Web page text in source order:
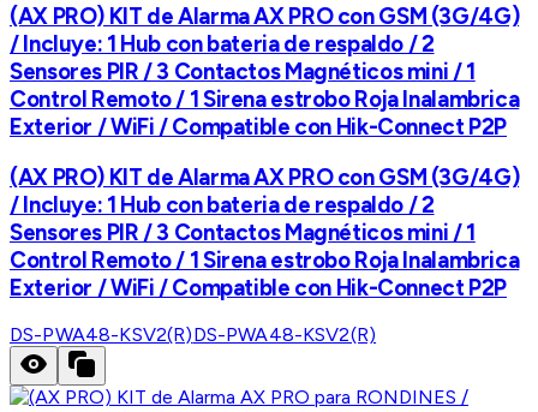
(AX PRO) KIT de Alarma AX PRO con GSM (3G/4G)
/ Incluye: 1 Hub con bateria de respaldo / 2
Sensores PIR / 3 Contactos Magnéticos mini / 1
Control Remoto / 1 Sirena estrobo Roja Inalambrica
Exterior / WiFi / Compatible con Hik-Connect P2P
(AX PRO) KIT de Alarma AX PRO con GSM (3G/4G)
/ Incluye: 1 Hub con bateria de respaldo / 2
Sensores PIR / 3 Contactos Magnéticos mini / 1
Control Remoto / 1 Sirena estrobo Roja Inalambrica
Exterior / WiFi / Compatible con Hik-Connect P2P
DS-PWA48-KSV2(R)DS-PWA48-KSV2(R)